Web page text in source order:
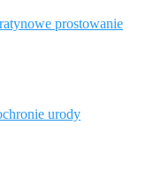
prostowanie
urody